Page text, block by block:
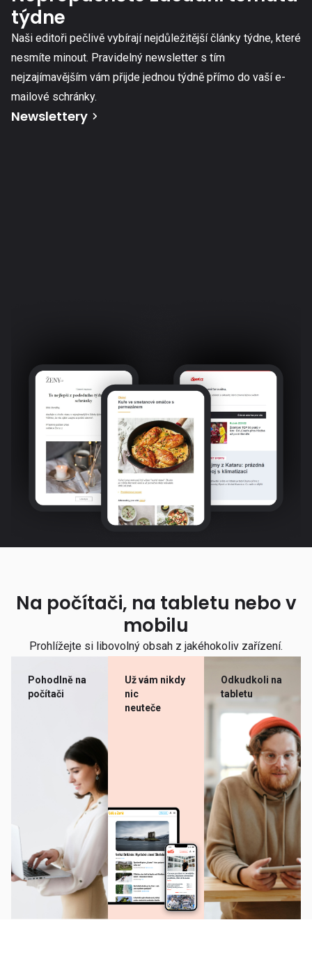
týdne
Naši editoři pečlivě vybírají nejdůležitější články týdne, které
nesmíte minout. Pravidelný newsletter s tím
nejzajímavějším vám přijde jednou týdně přímo do vaší e-
mailové schránky.
Newslettery
Na počítači, na tabletu nebo v
mobilu
Prohlížejte si libovolný obsah z jakéhokoliv zařízení.
Pohodlně na
počítači
Už vám nikdy
nic
neuteče
Odkudkoli na
tabletu